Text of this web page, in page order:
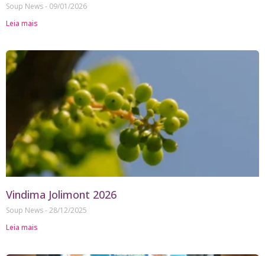
Soup News
09/01/2026
Leia mais
Vindima Jolimont 2026
Soup News 28/12/2025
Leia mais